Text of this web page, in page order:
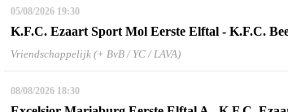
05/08/2026 19:30
K.F.C. Ezaart Sport Mol Eerste Elftal - K.F.C.
Vriendschappelijk (+ BvB / YC / LAVA)
08/08/2026 18:30